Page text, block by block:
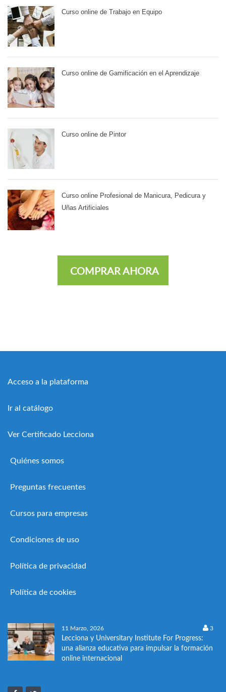
Curso online de Trabajo en Equipo
Curso online de Gamificación en el Aprendizaje
Curso online de Pintor
Curso online Profesional de Manicura, Pedicura y
Uñas Artificiales
COMPRAR AHORA
Acceso a la plataforma
Ir al catálogo
Ver Certificado Lecciona
Quiénes somos
Preguntas frecuentes
Cursos para empresas
Condiciones de uso
Política de privacidad
Política de cookies
11 Marzo, 2026 3
Lecciona y Universitary Institute For Progress:
una alianza educativa para impulsar la formación
online internacional